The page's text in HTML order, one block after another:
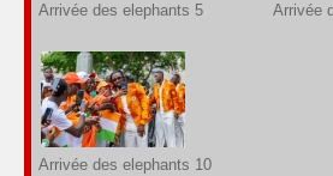
Arrivée des elephants 5 Arrivée
Arrivée des elephants 10